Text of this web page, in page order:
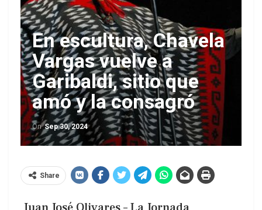
En escultura, Chavela
Vargas vuelve a
Garibaldi, sitio que
amó y la consagró
OnSep 30, 2024
Share